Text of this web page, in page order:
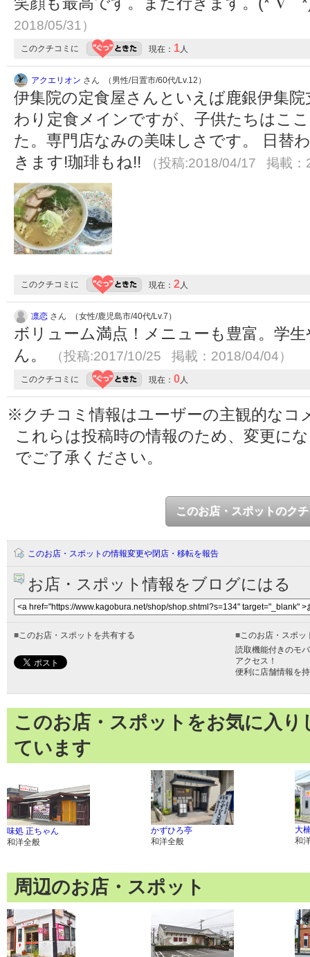
2018/05/31）
このクチコミに 現在： 1人
アクエリオン さん （男性/日置市/60代/Lv.12）
伊集院の定食屋さんといえば鹿銀伊集
わり定食メインですが、子供たちはこ
た。専門店なみの美味しさです。 日替
きます!珈琲もね!!
（投稿:2018/04/17 掲載
このクチコミに 現在： 2人
凛恋 さん （女性/鹿児島市/40代/Lv.7）
ボリューム満点！メニューも豊富。学
ん。
（投稿:2017/10/25 掲載：2018/04/04）
このクチコミに 現在： 0人
※クチコミ情報はユーザーの主観的なコ
これらは投稿時の情報のため、変更に
でご了承ください。
このお店・スポットのク
このお店・スポットの情報変更や閉店・移転を報告
お店・スポット情報をブログにはる
■このお店・スポットを共有する ■このお店・スポッ
読取機能付きのモ
アクセス！
便利に店舗情報を
このお店・スポットをお気に入
ています
味処 正ちゃん
和洋全般
かずひろ亭
和洋全般
大
和
周辺のお店・スポット